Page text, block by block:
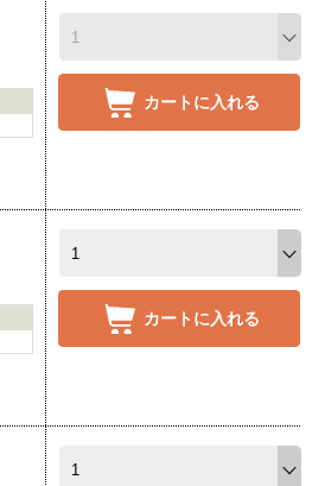
カートに入れる
カートに入れる